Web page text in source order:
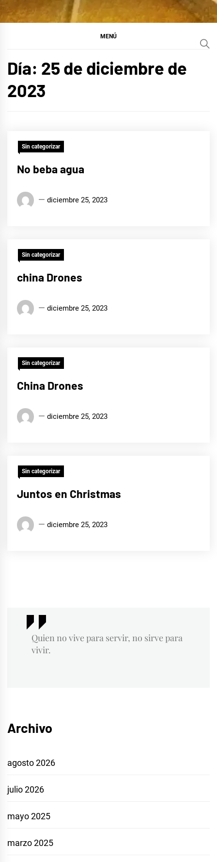
MENÚ
Día: 25 de diciembre de
2023
Sin categorizar
No beba agua
Edison
diciembre 25, 2023
Sin categorizar
china Drones
Edison
diciembre 25, 2023
Sin categorizar
China Drones
Edison
diciembre 25, 2023
Sin categorizar
Juntos en Christmas
Edison
diciembre 25, 2023
Quien no vive para servir, no sirve para
vivir.
Archivo
agosto 2026
julio 2026
mayo 2025
marzo 2025